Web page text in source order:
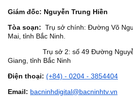
Giám đốc: Nguyễn Trung Hiền
Tòa soạn: Trụ sở chính: Đường Võ
Mai, tỉnh Bắc Ninh.
Trụ sở 2: số 49 Đường Nguyễn
Giang, tỉnh Bắc Ninh
Điện thoại: (+84) - 0204 - 3854404
Email: bacninhdigital@bacninhtv.vn